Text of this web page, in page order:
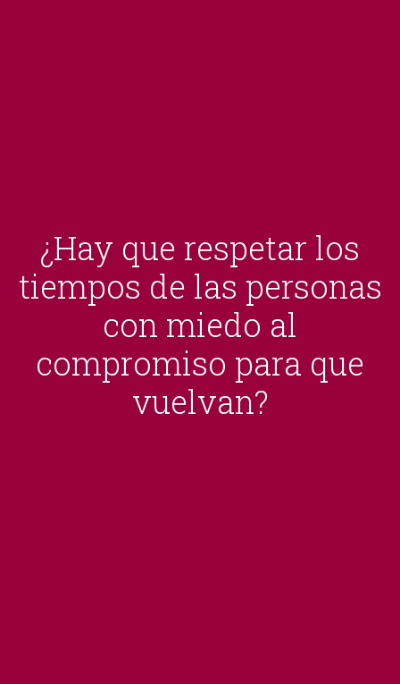
¿Hay que respetar los
tiempos de las personas
con miedo al
compromiso para que
vuelvan?